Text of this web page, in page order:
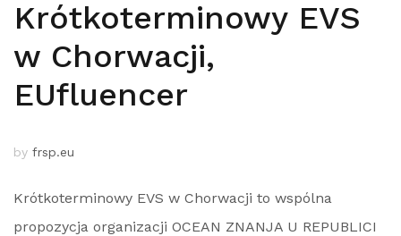
Krótkoterminowy EVS
w Chorwacji,
EUfluencer
by frsp.eu
Krótkoterminowy EVS w Chorwacji to wspólna
propozycja organizacji OCEAN ZNANJA U REPUBLICI